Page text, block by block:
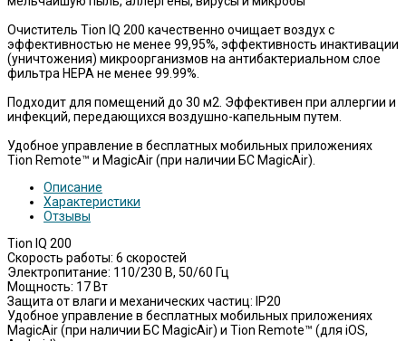
Очиститель Tion IQ 200 качественно очищает воздух с
эффективностью не менее 99,95%, эффективность инактивации
(уничтожения) микроорганизмов на антибактериальном слое
фильтра HEPA не менее 99.99%.
Подходит для помещений до 30 м2. Эффективен при аллергии и
инфекций, передающихся воздушно-капельным путем.
Удобное управление в бесплатных мобильных приложениях
Tion Remote™ и MagicAir (при наличии БС MagicAir).
Описание
Характеристики
Отзывы
Tion IQ 200
Скорость работы: 6 скоростей
Электропитание: 110/230 В, 50/60 Гц
Мощность: 17 Вт
Защита от влаги и механических частиц: IP20
Удобное управление в бесплатных мобильных приложениях
MagicAir (при наличии БС MagicAir) и Tion Remote™ (для iOS,